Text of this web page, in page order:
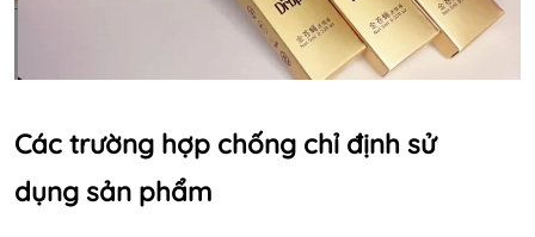
Các trường hợp chống chỉ định sử
dụng sản phẩm